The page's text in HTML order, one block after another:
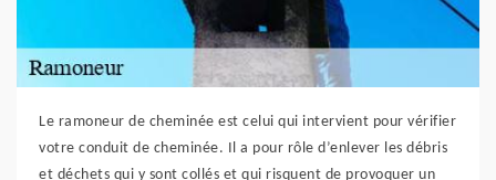
Le ramoneur de cheminée est celui qui intervient pour vérifier
votre conduit de cheminée. Il a pour rôle d’enlever les débris
et déchets qui y sont collés et qui risquent de provoquer un